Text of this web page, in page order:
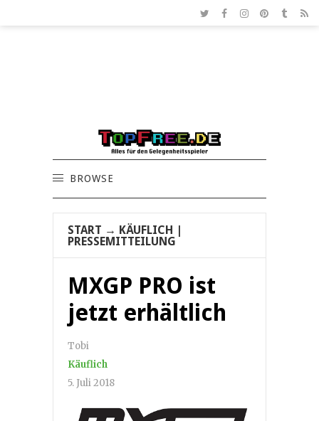
BROWSE
START → KÄUFLICH
PRESSEMITTEILUNG
MXGP PRO ist
jetzt erhältlich
Tobi
Käuflich
5. Juli 2018